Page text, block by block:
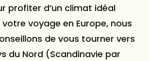
profiter d’un climat idéal
voyage en Europe, nous
de vous tourner vers
du Nord (Scandinavie par